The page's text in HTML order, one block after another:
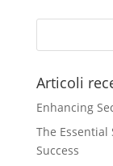
Articoli
Enhancing
The Essential
Success